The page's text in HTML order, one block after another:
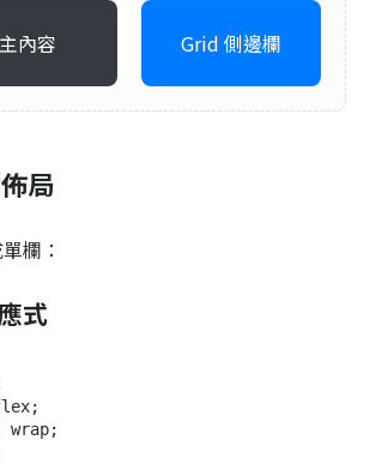
內容 Grid 側邊欄
局
欄：
式
wrap;